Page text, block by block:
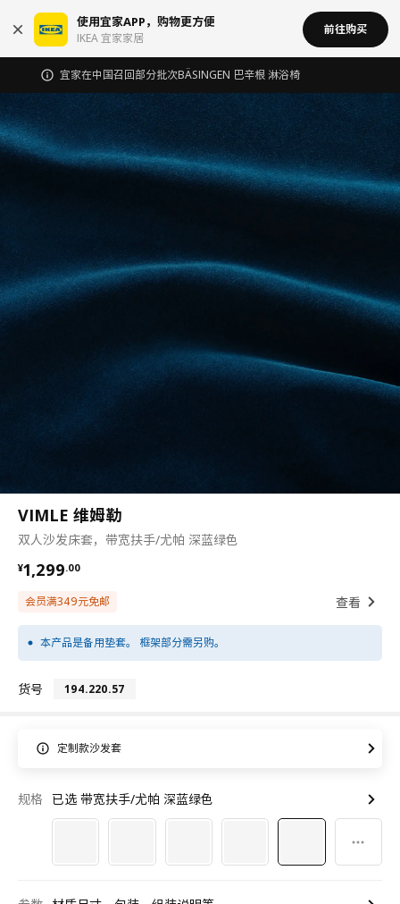
使用宜家APP，购物更方便
IKEA 宜家家居
前往购买
宜家在中国召回部分批次BÄSINGEN 巴辛根 淋浴椅
VIMLE 维姆勒
双人沙发床套，带宽扶手/尤帕 深蓝绿色
¥1,299.00
¥ 1299.00
会员满349元免邮 查看
本产品是备用垫套。 框架部分需另购。
货号 194.220.57
定制款沙发套
规格 已选 带宽扶手/尤帕 深蓝绿色